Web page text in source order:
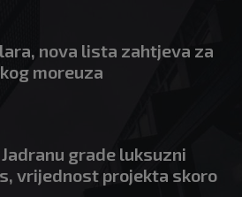
nova lista zahtjeva za
moreuza
grade luksuzni
vrijednost projekta skoro